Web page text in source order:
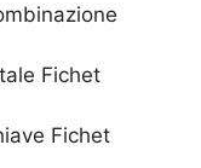
Fichet
Fichet